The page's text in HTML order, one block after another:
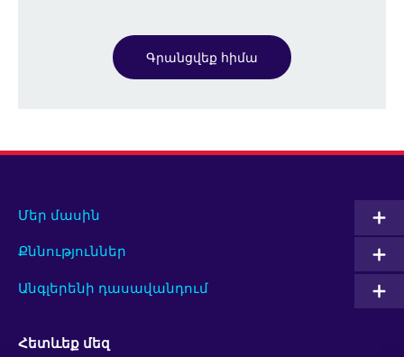
Գրանցվեք հիմա
Մեր մասին
Քննություններ
Անգլերենի դասավանդում
Հետևեք մեզ